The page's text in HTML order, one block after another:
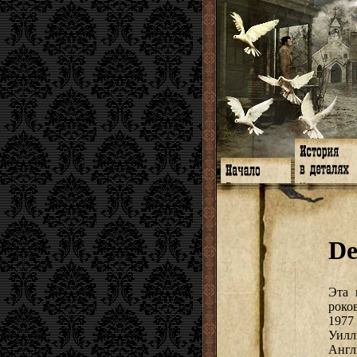
Главная
Программа
Форум
Facebook
Гостевая
Книги
Галереи
Музыка
Видео
Субтитры
Заметки
Мысли
Эта